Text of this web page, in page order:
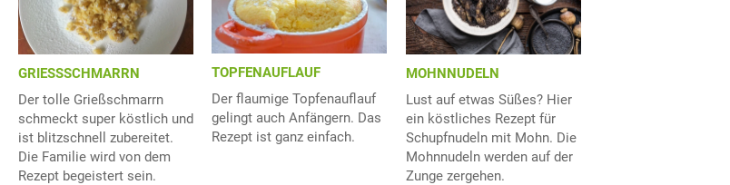
GRIESSSCHMARRN
Der tolle Grießschmarrn
schmeckt super köstlich und
ist blitzschnell zubereitet.
Die Familie wird von dem
Rezept begeistert sein.
TOPFENAUFLAUF
Der flaumige Topfenauflauf
gelingt auch Anfängern. Das
Rezept ist ganz einfach.
MOHNNUDELN
Lust auf etwas Süßes? Hier
ein köstliches Rezept für
Schupfnudeln mit Mohn. Die
Mohnnudeln werden auf der
Zunge zergehen.